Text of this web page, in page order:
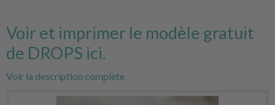
Voir et imprimer le modèle gratuit
de DROPS ici.
Voir la description complète